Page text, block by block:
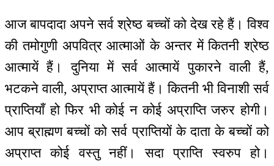
आज बापदादा अपने सर्व श्रेष्ठ बच्चों को देख रहे हैं। विश्व
की तमोगुणी अपवित्र आत्माओं के अन्तर में कितनी श्रेष्ठ
आत्मायें हैं। दुनिया में सर्व आत्मायें पुकारने वाली हैं,
भटकने वाली, अप्राप्त आत्मायें हैं। कितनी भी विनाशी सर्व
प्राप्तियाँ हो फिर भी कोई न कोई अप्राप्ति जरुर होगी।
आप ब्राह्मण बच्चों को सर्व प्राप्तियों के दाता के बच्चों को
अप्राप्त कोई वस्तु नहीं। सदा प्राप्ति स्वरुप हो।